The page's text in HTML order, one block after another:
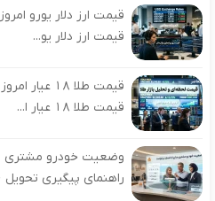
قیمت ارز دلار یو...
قیمت طلا 18 عیار ا...
وضعیت خودرو مشتری
راهنمای پیگیری تحویل